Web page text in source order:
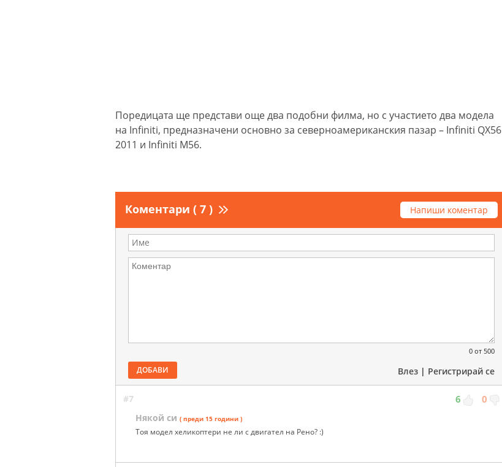
Поредицата ще представи още два подобни филма, но с участието два модела
на Infiniti, предназначени основно за северноамериканския пазар – Infiniti QX56
2011 и Infiniti M56.
Коментари ( 7 ) Напиши коментар
0 от 500
ДОБАВИ Влез | Регистрирай се
#7 6 0
Някой си ( преди 15 години )
Тоя модел хеликоптери не ли с двигател на Рено? :)